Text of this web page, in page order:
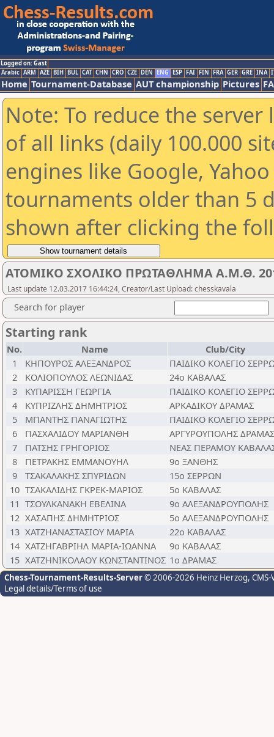
Logged on: Gast
Arabic ARM AZE BIH BUL CAT CHN CRO CZE DEN ENG ESP FAI FIN FRA GER GRE INA
Home Tournament-Database AUT championship Pictures
Note: To reduce the
of all links (daily 100.000
engines like Google,
tournaments older than 5
shown after clicking the
ΑΤΟΜΙΚΟ ΣΧΟΛΙΚΟ ΠΡΩΤΑΘΛΗΜΑ Α.Μ.Θ.
Last update 12.03.2017 16:44:24, Creator/Last Upload: chesskavala
Search for player
Starting rank
No. Name
Club/City
1
ΚΗΠΟΥΡΟΣ ΑΛΕΞΑΝΔΡΟΣ
ΠΑΙΔΙΚΟ ΚΟΛΕΓΙΟ
2
ΚΟΛΙΟΠΟΥΛΟΣ ΛΕΩΝΙΔΑΣ
24ο ΚΑΒΑΛΑΣ
3
ΚΥΠΑΡΙΣΣΗ ΓΕΩΡΓΙΑ
ΠΑΙΔΙΚΟ ΚΟΛΕΓΙΟ
4
ΚΥΠΡΙΖΛΗΣ ΔΗΜΗΤΡΙΟΣ
ΑΡΚΑΔΙΚΟΥ ΔΡΑΜΑΣ
5
ΜΠΑΝΤΗΣ ΠΑΝΑΓΙΩΤΗΣ
ΠΑΙΔΙΚΟ ΚΟΛΕΓΙΟ
6
ΠΑΣΧΑΛΙΔΟΥ ΜΑΡΙΑΝΘΗ
ΑΡΓΥΡΟΥΠΟΛΗΣ ΔΡΑΜΑΣ
7
ΠΑΤΣΗΣ ΓΡΗΓΟΡΙΟΣ
ΝΕΑΣ ΠΕΡΑΜΟΥ
8
ΠΕΤΡΑΚΗΣ ΕΜΜΑΝΟΥΗΛ
9ο ΞΑΝΘΗΣ
9
ΤΣΑΚΑΛΑΚΗΣ ΣΠΥΡΙΔΩΝ
15ο ΣΕΡΡΩΝ
10 ΤΣΑΚΑΛΙΔΗΣ ΓΚΡΕΚ-ΜΑΡΙΟΣ
5ο ΚΑΒΑΛΑΣ
11 ΤΣΟΥΛΚΑΝΑΚΗ ΕΒΕΛΙΝΑ
9ο ΑΛΕΞΑΝΔΡΟΥΠΟΛΗΣ
12 ΧΑΣΑΠΗΣ ΔΗΜΗΤΡΙΟΣ
5ο ΑΛΕΞΑΝΔΡΟΥΠΟΛΗΣ
13 ΧΑΤΖΗΑΝΑΣΤΑΣΙΟΥ ΜΑΡΙΑ
22ο ΚΑΒΑΛΑΣ
14 ΧΑΤΖΗΓΑΒΡΙΗΛ ΜΑΡΙΑ-ΙΩΑΝΝΑ
9ο ΚΑΒΑΛΑΣ
15 ΧΑΤΖΗΝΙΚΟΛΑΟΥ ΚΩΝΣΤΑΝΤΙΝΟΣ 1ο ΔΡΑΜΑΣ
Chess-Tournament-Results-Server© 2006-2026 Heinz Herzog,
Legal details/Terms of use